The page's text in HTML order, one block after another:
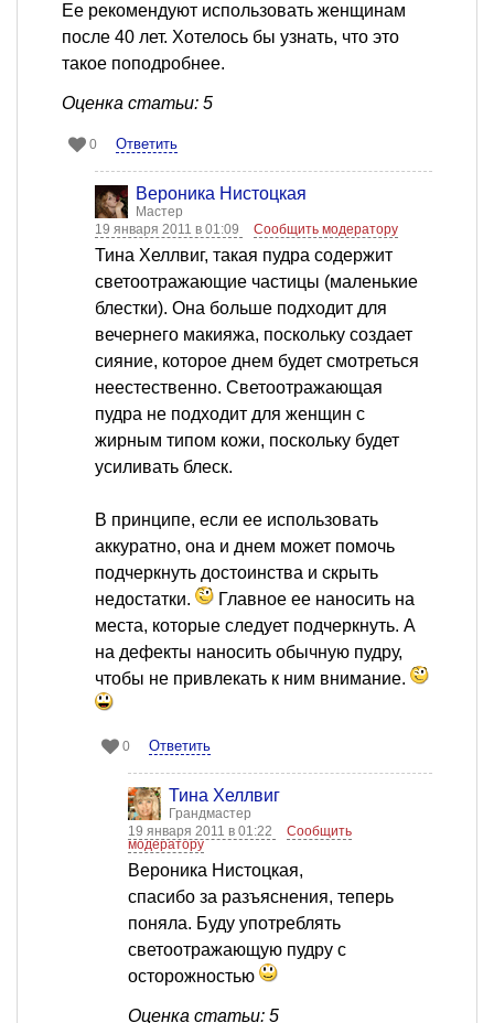
Ее рекомендуют использовать женщинам
после 40 лет. Хотелось бы узнать, что это
такое поподробнее.
Оценка статьи: 5
0 Ответить
Вероника Нистоцкая
Мастер
19 января 2011 в 01:09
Сообщить модератору
Тина Хеллвиг, такая пудра содержит
светоотражающие частицы (маленькие
блестки). Она больше подходит для
вечернего макияжа, поскольку создает
сияние, которое днем будет смотреться
неестественно. Светоотражающая
пудра не подходит для женщин с
жирным типом кожи, поскольку будет
усиливать блеск.
В принципе, если ее использовать
аккуратно, она и днем может помочь
подчеркнуть достоинства и скрыть
недостатки.
Главное ее наносить на
места, которые следует подчеркнуть. А
на дефекты наносить обычную пудру,
чтобы не привлекать к ним внимание.
0 Ответить
Тина Хеллвиг
Грандмастер
19 января 2011 в 01:22
Сообщить
модератору
Вероника Нистоцкая,
спасибо за разъяснения, теперь
поняла. Буду употреблять
светоотражающую пудру с
осторожностью
Оценка статьи: 5